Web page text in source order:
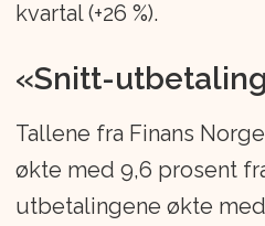
kvartal (+26 %).
«Snitt-
Tallene fra Finans
økte med 9,6 prosent
utbetalingene økte